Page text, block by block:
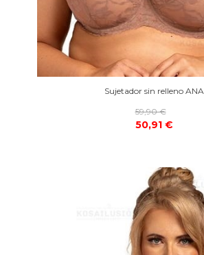
Sujetador sin relleno ANA
59,90 €
50,91 €